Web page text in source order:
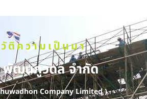
ติความเป็นมา
ฒนภูวดล จำกัด
Company Limited )